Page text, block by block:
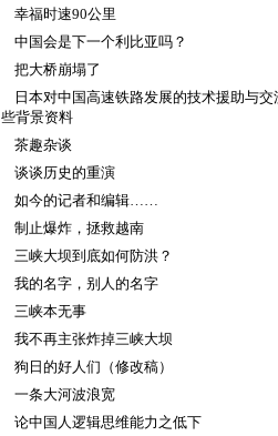
幸福时速90公里
中国会是下一个利比亚吗？
把大桥崩塌了
日本对中国高速铁路发展的技术援助与交
些背景资料
茶趣杂谈
谈谈历史的重演
如今的记者和编辑……
制止爆炸，拯救越南
三峡大坝到底如何防洪？
我的名字，别人的名字
三峡本无事
我不再主张炸掉三峡大坝
狗日的好人们（修改稿）
一条大河波浪宽
论中国人逻辑思维能力之低下